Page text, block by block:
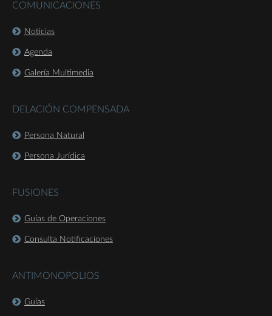
COMUNICACIONES
Noticias
Agenda
Galería Multimedia
DELACIÓN COMPENSADA
Persona Natural
Persona Jurídica
FUSIONES
Guías de Operaciones
Consulta Notificaciones
ANTIMONOPOLIOS
Guías